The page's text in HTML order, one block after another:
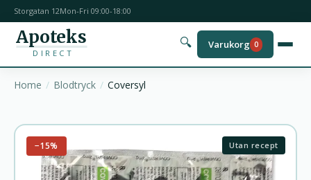
Storgatan 12Mon-Fri 09:00-18:00
Apoteks
DIRECT
🔍 Varukorg 0
Home Blodtryck Coversyl
−15% Utan recept